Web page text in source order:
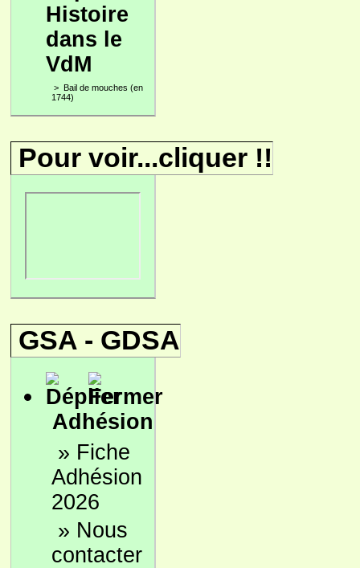
Histoire
dans le
VdM
> Bail de mouches (en
1744)
Pour voir...cliquer !!
GSA - GDSA
Adhésion
» Fiche
Adhésion
2026
» Nous
contacter